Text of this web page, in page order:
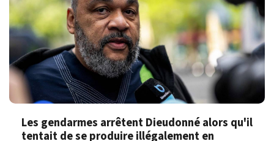
Les gendarmes arrêtent Dieudonné alors qu'il
tentait de se produire illégalement en